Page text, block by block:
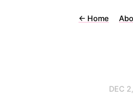
← Home
DEC